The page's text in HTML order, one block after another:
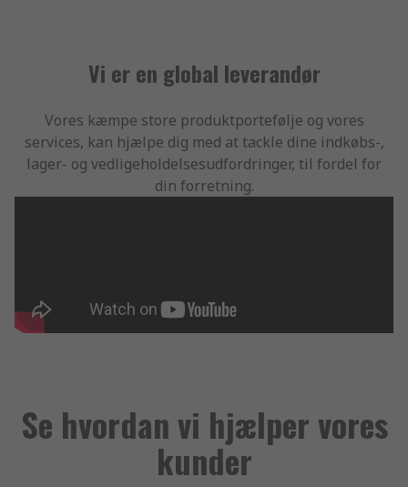
Vi er en global leverandør
Vores kæmpe store produktportefølje og vores
services, kan hjælpe dig med at tackle dine indkøbs-,
lager- og vedligeholdelsesudfordringer, til fordel for
din forretning.
Se hvordan vi hjælper vores
kunder